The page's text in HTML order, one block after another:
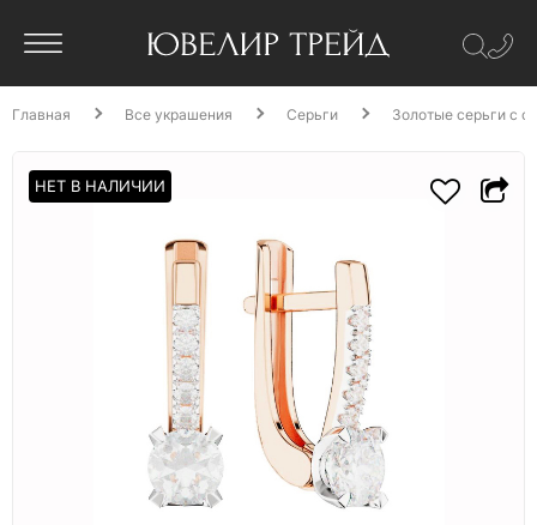
Главная Все украшения Серьги Золотые серьги с
НЕТ В НАЛИЧИИ